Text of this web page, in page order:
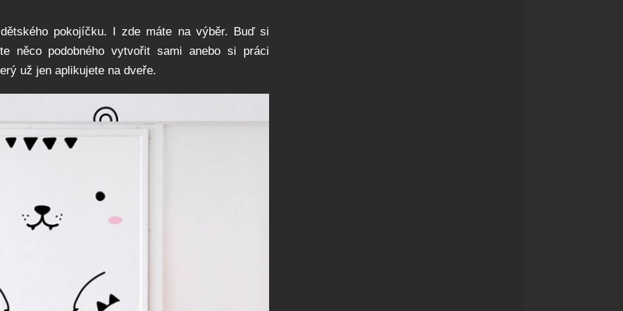
pokojíčku. I zde máte na výběr. Buď si
něco podobného vytvořit sami anebo si práci
už jen aplikujete na dveře.